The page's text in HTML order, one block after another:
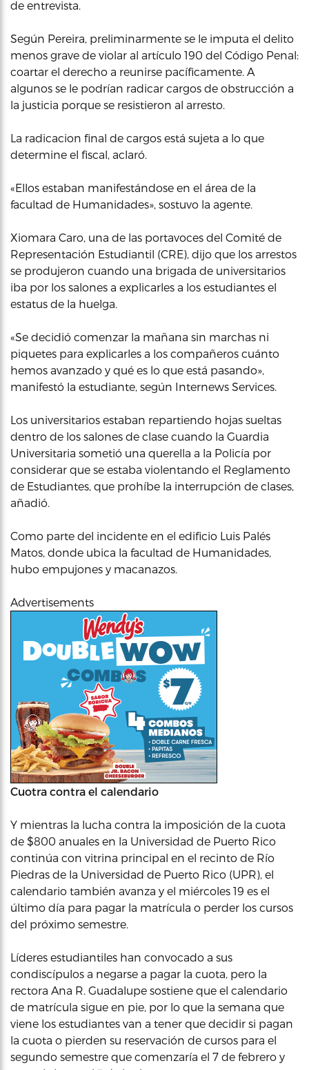
de entrevista.
Según Pereira, preliminarmente se le imputa el delito
menos grave de violar al artículo 190 del Código Penal:
coartar el derecho a reunirse pacíficamente. A
algunos se le podrían radicar cargos de obstrucción a
la justicia porque se resistieron al arresto.
La radicacion final de cargos está sujeta a lo que
determine el fiscal, aclaró.
«Ellos estaban manifestándose en el área de la
facultad de Humanidades», sostuvo la agente.
Xiomara Caro, una de las portavoces del Comité de
Representación Estudiantil (CRE), dijo que los arrestos
se produjeron cuando una brigada de universitarios
iba por los salones a explicarles a los estudiantes el
estatus de la huelga.
«Se decidió comenzar la mañana sin marchas ni
piquetes para explicarles a los compañeros cuánto
hemos avanzado y qué es lo que está pasando»,
manifestó la estudiante, según Internews Services.
Los universitarios estaban repartiendo hojas sueltas
dentro de los salones de clase cuando la Guardia
Universitaria sometió una querella a la Policía por
considerar que se estaba violentando el Reglamento
de Estudiantes, que prohíbe la interrupción de clases,
añadió.
Como parte del incidente en el edificio Luis Palés
Matos, donde ubica la facultad de Humanidades,
hubo empujones y macanazos.
Advertisements
Cuotra contra el calendario
Y mientras la lucha contra la imposición de la cuota
de $800 anuales en la Universidad de Puerto Rico
continúa con vitrina principal en el recinto de Río
Piedras de la Universidad de Puerto Rico (UPR), el
calendario también avanza y el miércoles 19 es el
último día para pagar la matrícula o perder los cursos
del próximo semestre.
Líderes estudiantiles han convocado a sus
condiscípulos a negarse a pagar la cuota, pero la
rectora Ana R. Guadalupe sostiene que el calendario
de matrícula sigue en pie, por lo que la semana que
viene los estudiantes van a tener que decidir si pagan
la cuota o pierden su reservación de cursos para el
segundo semestre que comenzaría el 7 de febrero y